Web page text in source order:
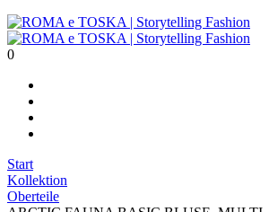
0
Start
Kollektion
Oberteile